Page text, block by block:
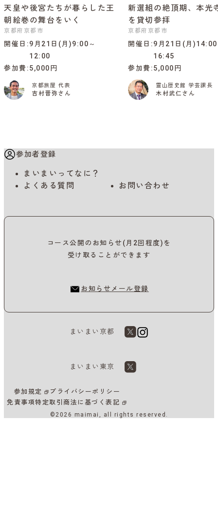
天皇や後宮たちが暮らした王
朝絵巻の舞台をいく
京都府京都市
開催日
9月21日(月)9:00～
12:00
参加費 5,000円
京都旅屋 代表
吉村晋弥さん
新選組の絶頂期、本光
を貸切参拝
京都府京都市
開催日
9月21日(月
16:45
参加費 5,000円
霊山歴史館 学芸課長
木村武仁さん
参加者登録
まいまいってなに？
よくある質問
お問い合わせ
コース公開のお知らせ(月2回程度)を
受け取ることができます
お知らせメール登録
まいまい京都
まいまい東京
参加規定
プライバシーポリシー
免責事項特定取引商法に基づく表記
©2026 maimai, all rights reserved.